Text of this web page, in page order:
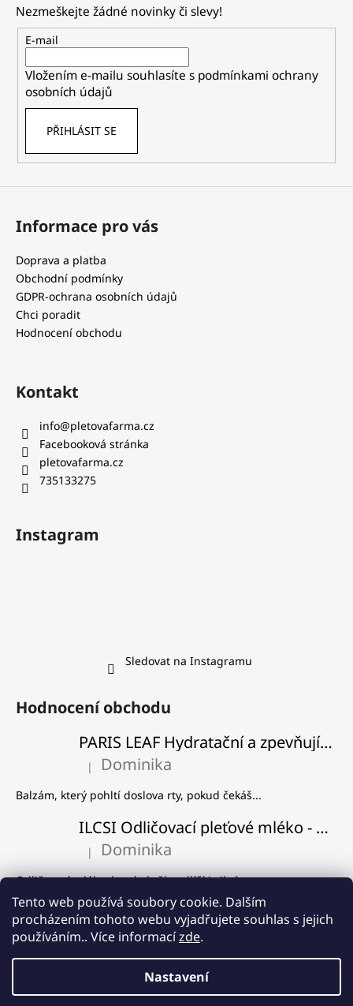
Tento web používá soubory cookie. Dalším
procházením tohoto webu vyjadřujete souhlas s jejich
používáním.. Více informacízde.
Nastavení
Nezmeškejte žádné novinky či slevy!
E-mail
Vložením e-mailu souhlasíte s podmínkami ochrany
osobních údajů
PŘIHLÁSIT SE
Informace pro vás
Doprava a platba
Obchodní podmínky
GDPR-ochrana osobních údajů
Chci poradit
Hodnocení obchodu
Kontakt
info@pletovafarma.cz
Facebooková stránka
pletovafarma.cz
735133275
Instagram
Sledovat na Instagramu
Hodnocení obchodu
PARIS LEAF Hydratační a zpevňující balzám na rty
Hodnocení produktu je 5 z 5 hvězdiček.
| Dominika
Balzám, který pohltí doslova rty, pokud čekáš...
ILCSI Odličovací pleťové mléko - Višeň a švestka
Hodnocení produktu je 5 z 5 hvězdiček.
| Dominika
Odličovací mléko, které skvěle odlíčí i silný...
ILCSI Čistící gel - Mydlice lékařská
Hodnocení produktu je 5 z 5 hvězdiček.
| Dominika